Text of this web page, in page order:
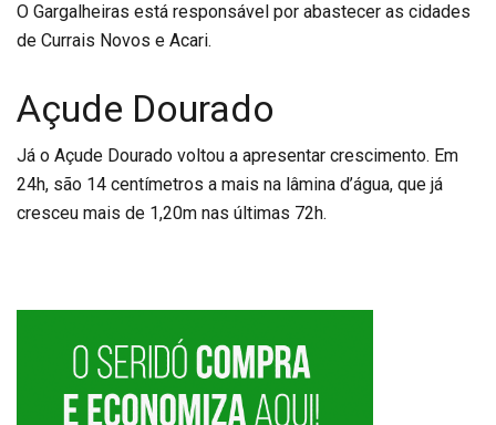
O Gargalheiras está responsável por abastecer as cidades
de Currais Novos e Acari.
Açude Dourado
Já o Açude Dourado voltou a apresentar crescimento. Em
24h, são 14 centímetros a mais na lâmina d’água, que já
cresceu mais de 1,20m nas últimas 72h.